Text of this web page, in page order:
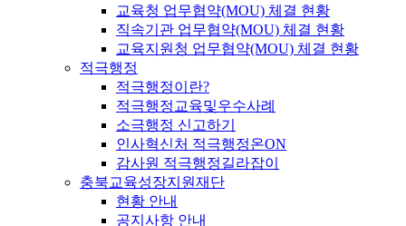
교육청 업무협약(MOU) 체결 현황
직속기관 업무협약(MOU) 체결 현황
교육지원청 업무협약(MOU) 체결 현황
적극행정
적극행정이란?
적극행정교육및우수사례
소극행정 신고하기
인사혁신처 적극행정온ON
감사원 적극행정길라잡이
충북교육성장지원재단
현황 안내
공지사항 안내